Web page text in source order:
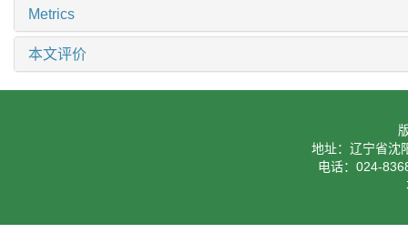
Metrics
本文评价
地址：辽宁省沈
电话：024-